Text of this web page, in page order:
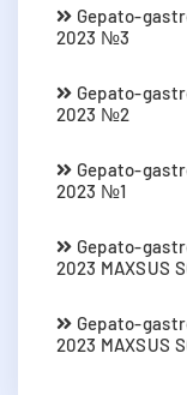
Gepato-
2023 №3
Gepato-
2023 №2
Gepato-
2023 №1
Gepato-
2023 MAXSUS
Gepato-
2023 MAXSUS